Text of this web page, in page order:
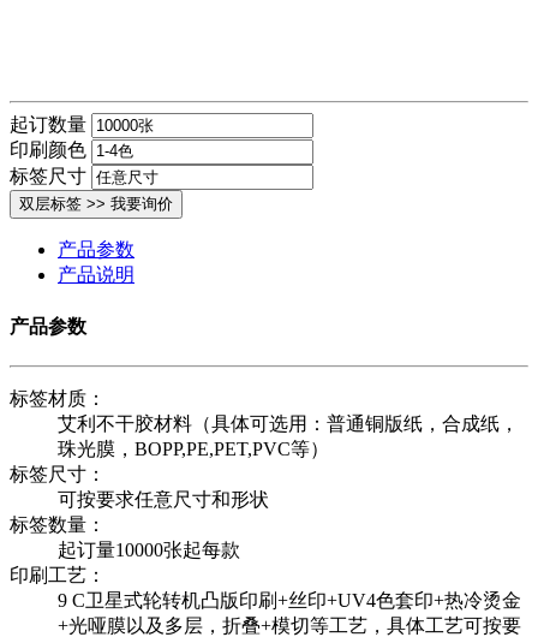
起订数量
印刷颜色
标签尺寸
产品参数
产品说明
产品参数
标签材质：
艾利不干胶材料（具体可选用：普通铜版纸，合成纸，
珠光膜，BOPP,PE,PET,PVC等）
标签尺寸：
可按要求任意尺寸和形状
标签数量：
起订量10000张起每款
印刷工艺：
9 C卫星式轮转机凸版印刷+丝印+UV4色套印+热冷烫金
+光哑膜以及多层，折叠+模切等工艺，具体工艺可按要